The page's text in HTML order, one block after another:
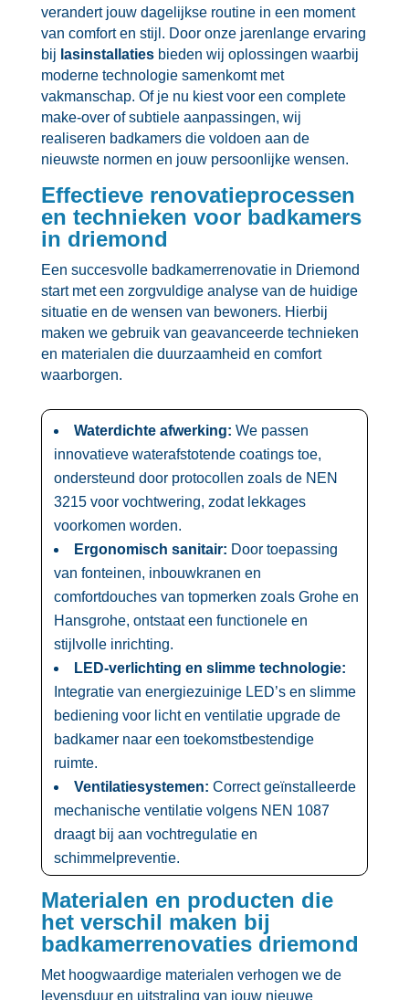
verandert jouw dagelijkse routine in een moment
van comfort en stijl.​ Door onze jarenlange ervaring
bij lasinstallatiesbieden wij oplossingen waarbij
moderne technologie samenkomt met
vakmanschap.​ Of je nu kiest voor een complete
make-over of subtiele aanpassingen, wij
realiseren badkamers die voldoen aan de
nieuwste normen en jouw persoonlijke wensen.​
Effectieve renovatieprocessen
en technieken voor badkamers
in driemond
Een succesvolle badkamerrenovatie in Driemond
start met een zorgvuldige analyse van de huidige
situatie en de wensen van bewoners.​ Hierbij
maken we gebruik van geavanceerde technieken
en materialen die duurzaamheid en comfort
waarborgen.​
Waterdichte afwerking: We passen
innovatieve waterafstotende coatings toe,
ondersteund door protocollen zoals de NEN
3215 voor vochtwering, zodat lekkages
voorkomen worden.​
Ergonomisch sanitair: Door toepassing
van fonteinen, inbouwkranen en
comfortdouches van topmerken zoals Grohe en
Hansgrohe, ontstaat een functionele en
stijlvolle inrichting.​
LED-verlichting en slimme technologie:
Integratie van energiezuinige LED’s en slimme
bediening voor licht en ventilatie upgrade de
badkamer naar een toekomstbestendige
ruimte.​
Ventilatiesystemen: Correct geïnstalleerde
mechanische ventilatie volgens NEN 1087
draagt bij aan vochtregulatie en
schimmelpreventie.​
Materialen en producten die
het verschil maken bij
badkamerrenovaties driemond
Met hoogwaardige materialen verhogen we de
levensduur en uitstraling van jouw nieuwe